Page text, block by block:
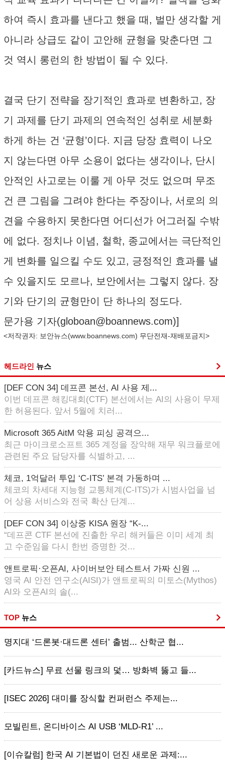
하여 즉시 효과를 낸다고 했을 때, 벌만 생각할 게
아니라 상급도 같이 고안해 균형을 맞춘다면 그
것 역시 롱런의 한 방법이 될 수 있다.
결국 단기 전략을 장기적인 효과로 변환하고, 장
기 과제를 단기 과제의 연속적인 성취로 세분화
하게 하는 건 ‘균형’이다. 지금 당장 효력이 나오
지 않는다면 아무 소용이 없다는 생각이나, 단시
안적인 사고로는 이룰 게 아무 것도 없으며 무조
건 큰 그림을 그려야 한다는 주장이나, 서로의 의
견을 수용하지 못한다면 어디선가 어그러질 수밖
에 없다. 정치나 이념, 철학, 종교에서는 극단적인
게 변화를 일으킬 수도 있고, 긍정적인 효과를 낼
수 있을지도 모르나, 보안에서는 그렇지 않다. 장
기와 단기의 균형만이 단 하나의 정도다.
문가용 기자(globoan@boannews.com)]
<저작권자: 보안뉴스(www.boannews.com) 무단전재-재배포금지>
헤드라인 뉴스
[DEF CON 34] 데프콘 본선, AI 사용 제...
이번 데프콘 해킹대회(CTF) 본선에서는 AI의 사용이 무제
한 허용된다. 앞서 5월에 치러...
Microsoft 365 AitM 악용 피싱 공격으...
최근 마이크로소프트 365 계정을 장악해 재무 워크플로에
관련된 주요 담당자를 식별하고, ...
체코, 1억달러 투입 ‘C-ITS’ 본격 가동하며 ...
체코의 차세대 지능형 교통체계(C-ITS)가 시범사업을 넘
어 상용 서비스와 전국 확산 단계...
[DEF CON 34] 이상중 KISA 원장 “K-...
“데프콘 CTF 본선에 진출한 우리 해커들은 이미 세계 최
고 수준임을 다시 한번 증명한 것...
앤트로픽·오픈AI, 사이버보안 테스트서 가짜 신원 ...
영국 AI 안전 연구소(AISI)가 앤트로픽의 미토스(Mythos)
AI와 오픈AI의 솔(...
TOP 뉴스
명지대 ‘드론봇·대드론 센터’ 출범... 산학군 협...
[카드뉴스] 무료 선물 링크의 덫… 방화벽 뚫고 들...
[ISEC 2026] 대미를 장식할 컨퍼런스 주제는...
모빌린트, 온디바이스 AI USB ‘MLD-R1’ ...
[이슈칼럼] 한국 AI 기본법이 던진 새로운 과제:...